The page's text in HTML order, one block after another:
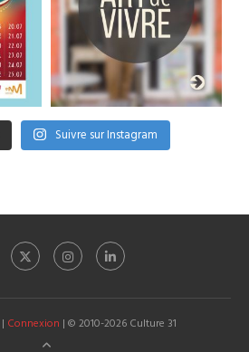
Suivre sur Instagram
| Connexion | © 2010-2026 Culture 31